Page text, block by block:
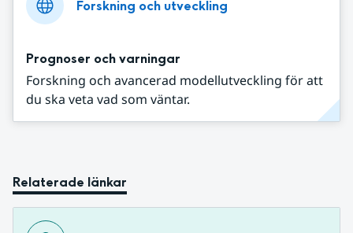
Forskning och utveckling
Prognoser och varningar
Forskning och avancerad modellutveckling för att
du ska veta vad som väntar.
Relaterade länkar